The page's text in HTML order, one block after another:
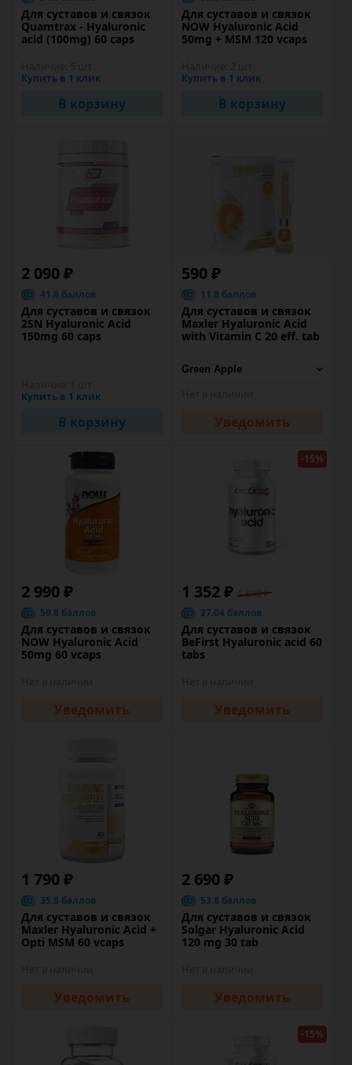
Для суставов и связок
Quamtrax - Hyaluronic
acid (100mg) 60 caps
Купить в 1 клик
В корзину
Для суставов и связок
NOW Hyaluronic Acid
50mg + MSM 120 vcaps
Купить в 1 клик
В корзину
2 090 ₽
41.8 баллов
Для суставов и связок
2SN Hyaluronic Acid
150mg 60 caps
Купить в 1 клик
В корзину
590 ₽
11.8 баллов
Для суставов и связок
Maxler Hyaluronic Acid
with Vitamin C 20 eff. tab
Уведомить
2 990 ₽
59.8 баллов
Для суставов и связок
NOW Hyaluronic Acid
50mg 60 vcaps
Уведомить
-15%
1 352 ₽ 1 590 ₽
27.04 баллов
Для суставов и связок
BeFirst Hyaluronic acid 60
tabs
Уведомить
1 790 ₽
35.8 баллов
Для суставов и связок
Maxler Hyaluronic Acid +
Opti MSM 60 vcaps
Уведомить
2 690 ₽
53.8 баллов
Для суставов и связок
Solgar Hyaluronic Acid
120 mg 30 tab
Уведомить
-15%